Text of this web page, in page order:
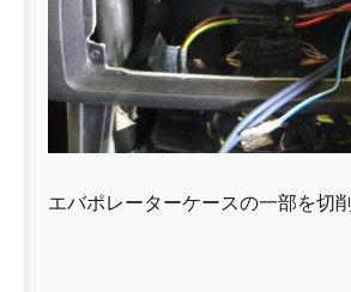
エバポレーターケースの一部を切削